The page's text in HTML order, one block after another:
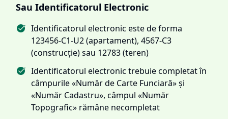
Sau Identificatorul Electronic
Identificatorul electronic este de forma
123456-C1-U2 (apartament), 4567-C3
(construcție) sau 12783 (teren)
Identificatorul electronic trebuie completat în
câmpurile «Număr de Carte Funciară» și
«Număr Cadastru», câmpul «Număr
Topografic» rămâne necompletat